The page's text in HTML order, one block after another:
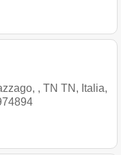
, TN TN, Italia,